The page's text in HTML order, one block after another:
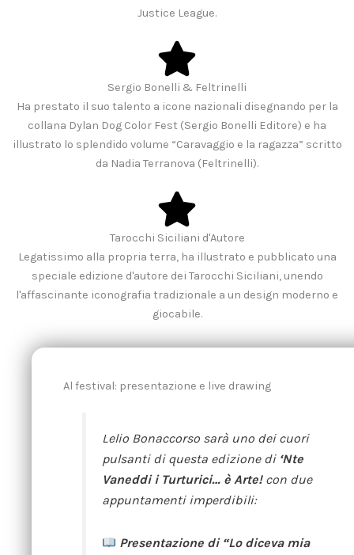
Justice League.
Sergio Bonelli & Feltrinelli
Ha prestato il suo talento a icone nazionali disegnando per la
collana Dylan Dog Color Fest (Sergio Bonelli Editore) e ha
illustrato lo splendido volume “Caravaggio e la ragazza” scritto
da Nadia Terranova (Feltrinelli).
Tarocchi Siciliani d'Autore
Legatissimo alla propria terra, ha illustrato e pubblicato una
speciale edizione d'autore dei Tarocchi Siciliani, unendo
l'affascinante iconografia tradizionale a un design moderno e
giocabile.
Al festival: presentazione e live drawing
Lelio Bonaccorso sarà uno dei cuori
pulsanti di questa edizione di ‘Nte
Vaneddi i Turturici… è Arte!con due
appuntamenti imperdibili:
Presentazione di “Lo diceva mia